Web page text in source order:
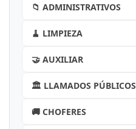
📁 ADMINISTRATIVOS
🧹 LIMPIEZA
🤝 AUXILIAR
🏛️ LLAMADOS PÚBLICOS
🚚 CHOFERES